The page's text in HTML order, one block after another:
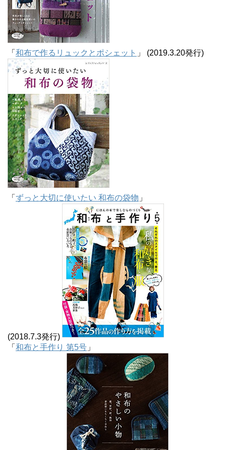
「 和布で作るリュックとポシェット 」 (2019.3.20発行)
「 ずっと大切に使いたい 和布の袋物 」
(2018.7.3発行)
「 和布と手作り 第5号 」